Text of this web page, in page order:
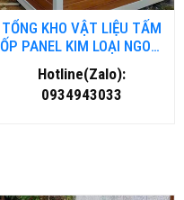
TỔNG KHO VẬT LIỆU TẤM
ỐP PANEL KIM LOẠI NGOÀI
TRỜI TẠI HÀ NỘI
Hotline(Zalo):
0934943033